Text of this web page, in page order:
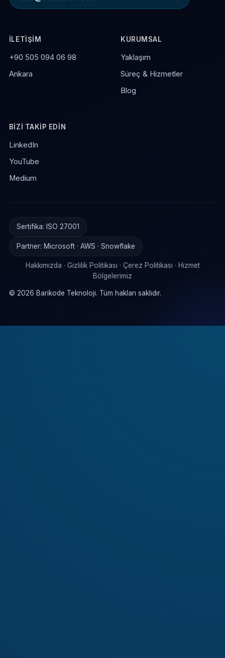
İLETIŞIM
+90 505 094 06 98
Ankara
KURUMSAL
Yaklaşım
Süreç & Hizmetler
Blog
BIZI TAKIP EDIN
LinkedIn
YouTube
Medium
Sertifika: ISO 27001
Partner: Microsoft · AWS · Snowflake
Hakkımızda · Gizlilik Politikası · Çerez Politikası · Hizmet
Bölgelerimiz
© 2026 Barikode Teknoloji. Tüm hakları saklıdır.